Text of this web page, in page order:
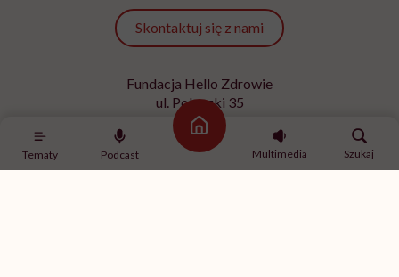
Tematy Podcast
Strona główna
Multimedia
Szukaj
Skontaktuj się z nami
Fundacja Hello Zdrowie
ul. Poleczki 35
02-822 Warszawa
NIP 9512613236
Kontakt z redakcją